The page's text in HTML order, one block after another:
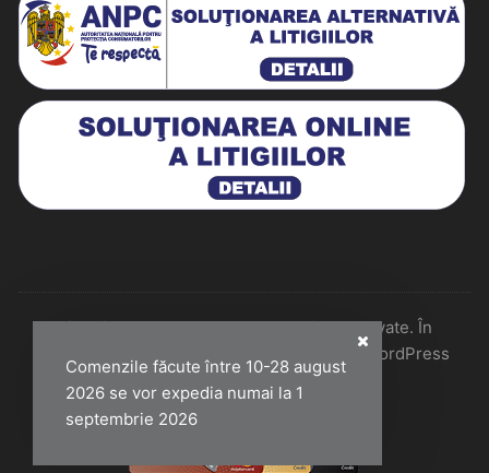
Comenzile făcute între 10-28 august
2026 se vor expedia numai la 1
septembrie 2026
Historiarum 2026 - Toate drepturile rezervate. În
colaborare cu Perfect Pixel & Mentenanță WordPress